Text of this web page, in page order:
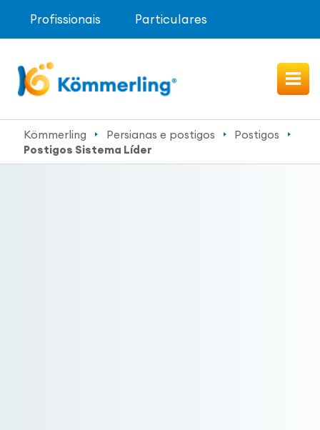
Profissionais Particulares
Kömmerling Persianas e postigos
Postigos
Postigos Sistema Líder